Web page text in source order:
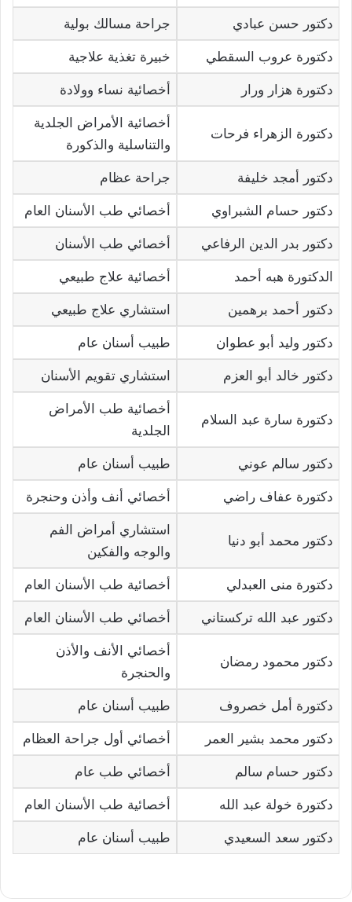
دكتور حسن عبادي جراحة مسالك بولية
دكتورة عروب السقطي خبيرة تغذية علاجية
دكتورة هزار ورار أخصائية نساء وولادة
دكتورة الزهراء فرحات
أخصائية الأمراض الجلدية
والتناسلية والذكورة
دكتور أمجد خليفة جراحة عظام
دكتور حسام الشبراوي أخصائي طب الأسنان العام
دكتور بدر الدين الرفاعي أخصائي طب الأسنان
الدكتورة هبه أحمد أخصائية علاج طبيعي
دكتور أحمد برهمين استشاري علاج طبيعي
دكتور وليد أبو عطوان طبيب أسنان عام
دكتور خالد أبو العزم استشاري تقويم الأسنان
دكتورة سارة عبد السلام
أخصائية طب الأمراض
الجلدية
دكتور سالم عوني طبيب أسنان عام
دكتورة عفاف راضي أخصائي أنف وأذن وحنجرة
دكتور محمد أبو دنيا
استشاري أمراض الفم
والوجه والفكين
دكتورة منى العبدلي أخصائية طب الأسنان العام
دكتور عبد الله تركستاني أخصائي طب الأسنان العام
دكتور محمود رمضان
أخصائي الأنف والأذن
والحنجرة
دكتورة أمل خصروف طبيب أسنان عام
دكتور محمد بشير العمر أخصائي أول جراحة العظام
دكتور حسام سالم أخصائي طب عام
دكتورة خولة عبد الله أخصائية طب الأسنان العام
دكتور سعد السعيدي طبيب أسنان عام